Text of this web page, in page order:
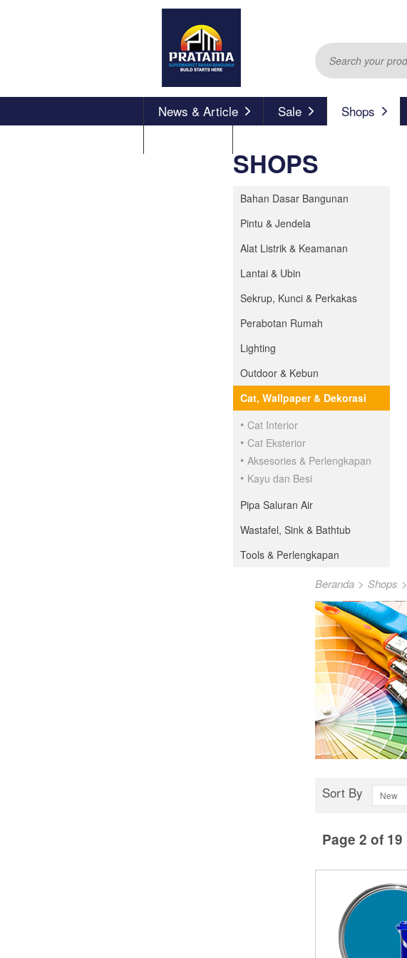
News & Article Sale Shops
SHOPS
Bahan Dasar Bangunan
Pintu & Jendela
Alat Listrik & Keamanan
Lantai & Ubin
Sekrup, Kunci & Perkakas
Perabotan Rumah
Lighting
Outdoor & Kebun
Cat, Wallpaper & Dekorasi
Cat Interior
Cat Eksterior
Aksesories & Perlengkapan
Kayu dan Besi
Pipa Saluran Air
Wastafel, Sink & Bathtub
Tools & Perlengkapan
Beranda > Shops >
Sort By New
Page 2 of 19